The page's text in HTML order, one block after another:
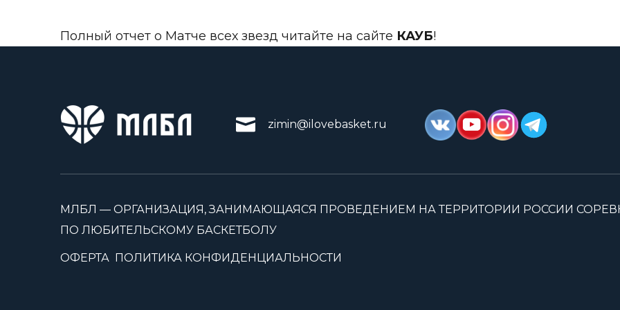
Полный отчет о Матче всех звезд читайте на сайте КАУБ!
zimin@ilovebasket.ru
МЛБЛ — ОРГАНИЗАЦИЯ, ЗАНИМАЮЩАЯСЯ ПРОВЕДЕНИЕМ НА ТЕРРИТОРИИ РОССИИ
ПО ЛЮБИТЕЛЬСКОМУ БАСКЕТБОЛУ
ОФЕРТА ПОЛИТИКА КОНФИДЕНЦИАЛЬНОСТИ